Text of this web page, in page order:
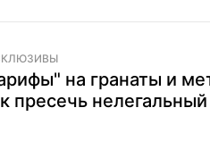
на гранаты и
пресечь